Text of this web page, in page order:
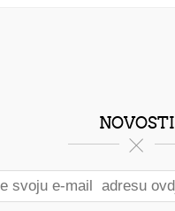
NOVOSTI